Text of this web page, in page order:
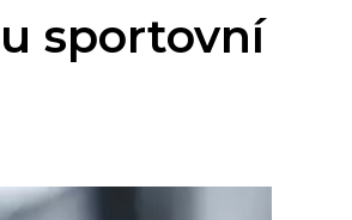
sportovní